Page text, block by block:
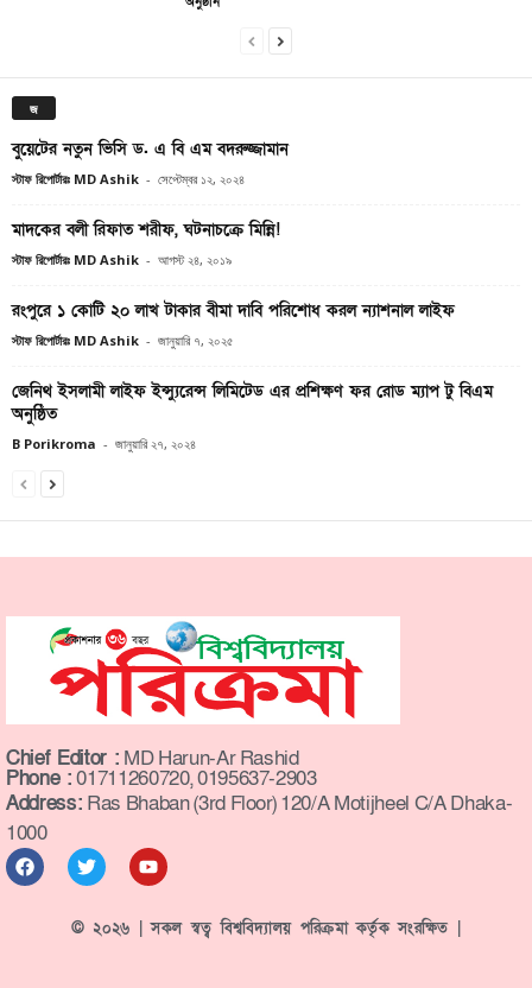
জ
বুয়েটের নতুন ভিসি ড. এ বি এম বদরুজ্জামান
স্টাফ রিপোর্টারঃ MD Ashik - সেপ্টেম্বর ১২, ২০২৪
মাদকের বলী রিফাত শরীফ, ঘটনাচক্রে মিন্নি!
স্টাফ রিপোর্টারঃ MD Ashik - আগস্ট ২৪, ২০১৯
রংপুরে ১ কোটি ২০ লাখ টাকার বীমা দাবি পরিশোধ করল ন্যাশনাল লাইফ
স্টাফ রিপোর্টারঃ MD Ashik - জানুয়ারি ৭, ২০২৫
জেনিথ ইসলামী লাইফ ইন্স্যুরেন্স লিমিটেড এর প্রশিক্ষণ ফর রোড ম্যাপ টু বিএম
অনুষ্ঠিত
B Porikroma - জানুয়ারি ২৭, ২০২৪
Chief Editor : MD Harun-Ar Rashid
Phone :01711260720, 0195637-2903
Address: Ras Bhaban (3rd Floor) 120/A Motijheel C/A Dhaka-
1000
© ২০২৬ | সকল স্বত্ব বিশ্ববিদ্যালয় পরিক্রমা কর্তৃক সংরক্ষিত |